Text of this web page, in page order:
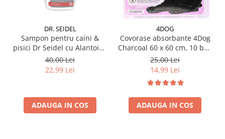
DR. SEIDEL
Sampon pentru caini &
pisici Dr Seidel cu Alantoina
220 ml
40,00 Lei
22,99 Lei
ADAUGA IN COS
4DOG
Covorase absorbante 4Dog
Charcoal 60 x 60 cm, 10 buc
/ pachet
25,00 Lei
14,99 Lei
ADAUGA IN COS